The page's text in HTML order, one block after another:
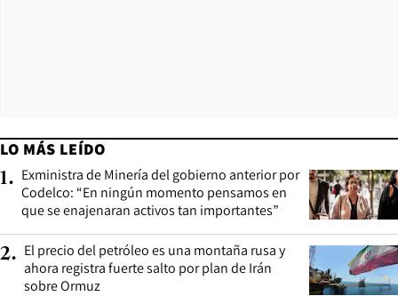
LO MÁS LEÍDO
1. Exministra de Minería del gobierno anterior por
Codelco: “En ningún momento pensamos en
que se enajenaran activos tan importantes”
2. El precio del petróleo es una montaña rusa y
ahora registra fuerte salto por plan de Irán
sobre Ormuz